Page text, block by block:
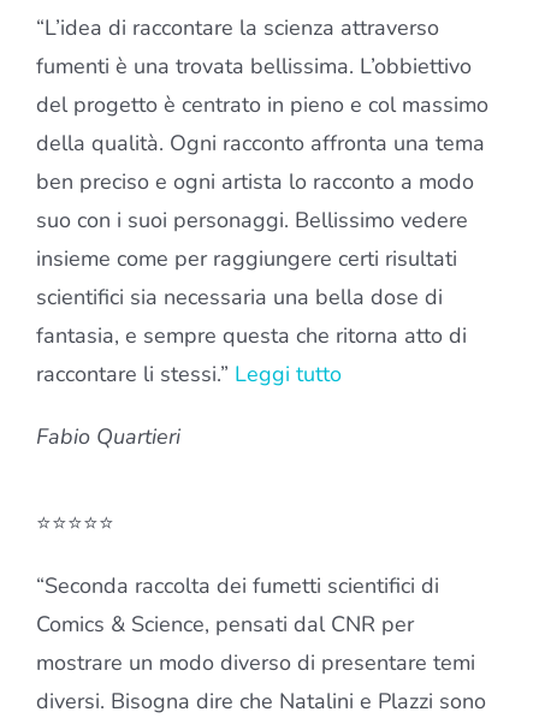
“L’idea di raccontare la scienza attraverso
fumenti è una trovata bellissima. L’obbiettivo
del progetto è centrato in pieno e col massimo
della qualità. Ogni racconto affronta una tema
ben preciso e ogni artista lo racconto a modo
suo con i suoi personaggi. Bellissimo vedere
insieme come per raggiungere certi risultati
scientifici sia necessaria una bella dose di
fantasia, e sempre questa che ritorna atto di
raccontare li stessi.” Leggi tutto
Fabio Quartieri
⭐⭐⭐⭐⭐
“Seconda raccolta dei fumetti scientifici di
Comics & Science, pensati dal CNR per
mostrare un modo diverso di presentare temi
diversi. Bisogna dire che Natalini e Plazzi sono